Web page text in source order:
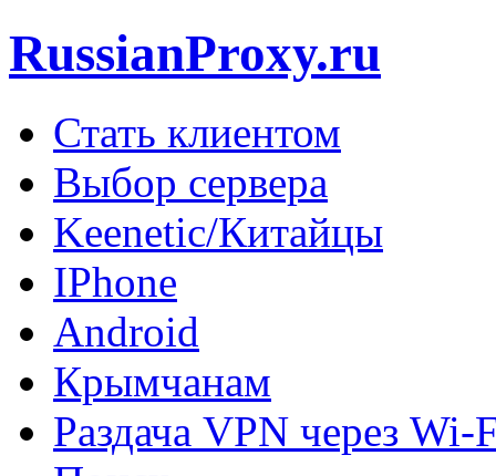
RussianProxy.ru
Стать клиентом
Выбор сервера
Keenetic/Китайцы
IPhone
Android
Крымчанам
Раздача VPN через Wi-